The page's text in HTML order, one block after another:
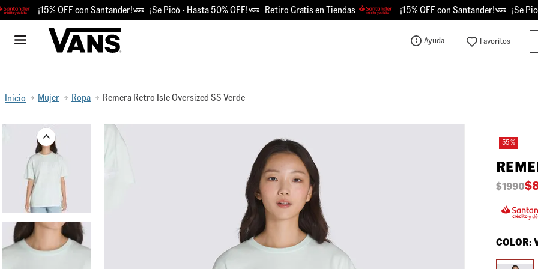
¡15% OFF con Santander! ¡Se Picó - Hasta 50% OFF! Retiro Gratis en Tiendas ¡15% OFF con Santander! ¡Se Picó -
Ayuda
Mujer Ropa Remera Retro Isle Oversized SS Verde
55 %
$
$1990
COLOR:
3.
sk8-hi
.
5 .
calzado
crosspath
7
authentic
vans knu
vans hylane